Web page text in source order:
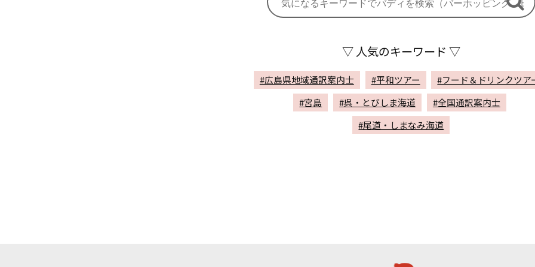
▽ 人気のキーワード ▽
#広島県地域通訳案内士 #平和ツアー
#フード＆ドリンクツア
#宮島
#呉・とびしま海道
#全国通訳案内士
#尾道・しまなみ海道